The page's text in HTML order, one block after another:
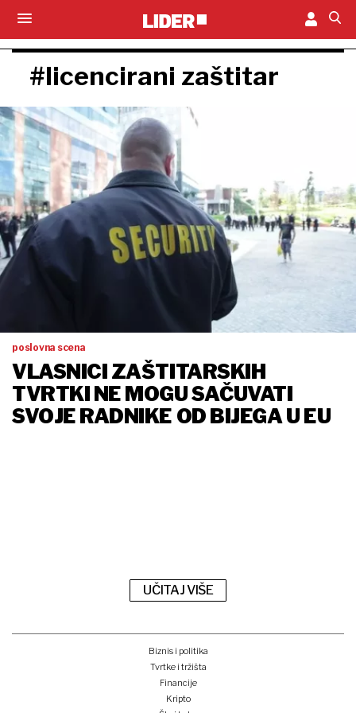
#licencirani zaštitar
poslovna scena
VLASNICI ZAŠTITARSKIH
TVRTKI NE MOGU SAČUVATI
SVOJE RADNIKE OD BIJEGA U EU
UČITAJ VIŠE
Biznis i politika
Tvrtke i tržišta
Financije
Kripto